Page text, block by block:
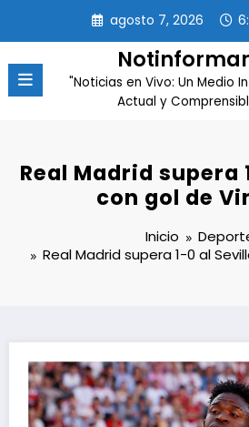
contenido
agosto 7, 2026
"Noticias en Vivo: Un Medio
Actual y
Real Madrid supera
con gol de
Inicio
Real Madrid supera 1-0 al